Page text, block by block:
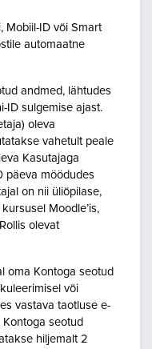
Mobiil-ID või Smart
automaatne
andmed, lähtudes
ID sulgemise ajast.
oleva
vahetult peale
Kasutajaga
päeva möödudes
on nii üliõpilase,
Moodle’is,
olevat
oma Kontoga seotud
või
vastava taotluse e-
Kontoga seotud
hiljemalt 2